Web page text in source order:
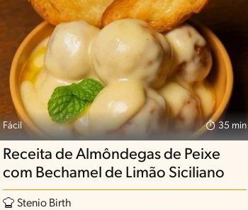
Fácil 35 min
Receita de Almôndegas de Peixe
com Bechamel de Limão Siciliano
Stenio Birth